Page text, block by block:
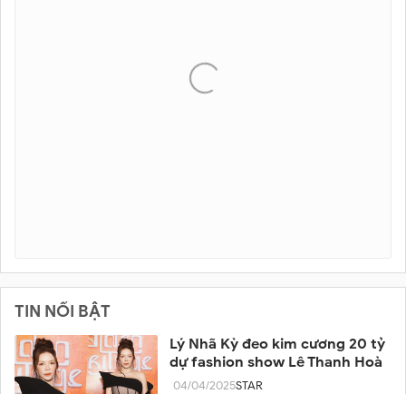
TIN NỔI BẬT
Lý Nhã Kỳ đeo kim cương 20 tỷ
dự fashion show Lê Thanh Hoà
04/04/2025STAR